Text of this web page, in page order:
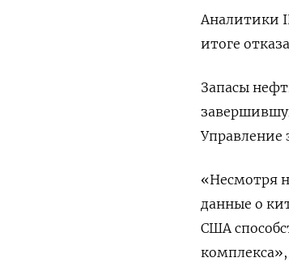
Аналитики
итоге
Запасы
Управление
«Несмотря
данные о
США